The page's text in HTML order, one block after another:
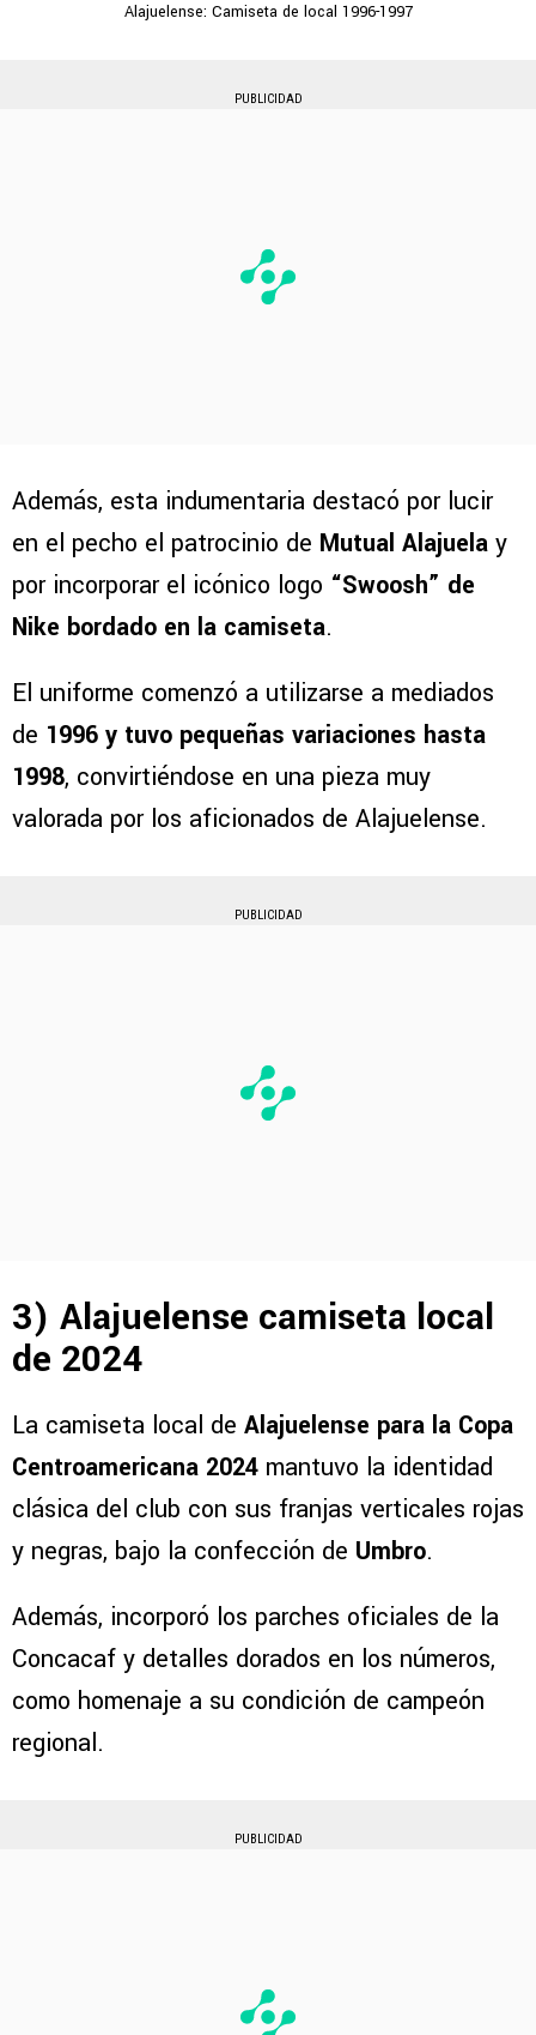
Alajuelense: Camiseta de local 1996-1997
PUBLICIDAD
Además, esta indumentaria destacó por lucir
en el pecho el patrocinio de Mutual Alajuela y
por incorporar el icónico logo “Swoosh” de
Nike bordado en la camiseta.
El uniforme comenzó a utilizarse a mediados
de 1996 y tuvo pequeñas variaciones hasta
1998, convirtiéndose en una pieza muy
valorada por los aficionados de Alajuelense.
PUBLICIDAD
3) Alajuelense camiseta local
de 2024
La camiseta local de Alajuelense para la Copa
Centroamericana 2024 mantuvo la identidad
clásica del club con sus franjas verticales rojas
y negras, bajo la confección de Umbro.
Además, incorporó los parches oficiales de la
Concacaf y detalles dorados en los números,
como homenaje a su condición de campeón
regional.
PUBLICIDAD